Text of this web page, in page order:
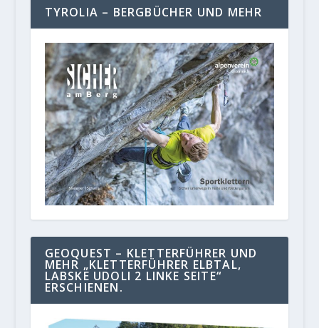
TYROLIA – BERGBÜCHER UND MEHR
GEOQUEST – KLETTERFÜHRER UND
MEHR „KLETTERFÜHRER ELBTAL,
LABSKE UDOLI 2 LINKE SEITE“
ERSCHIENEN.